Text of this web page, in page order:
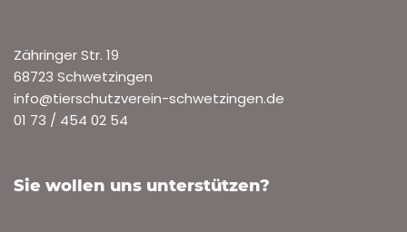
Zähringer Str. 19
68723 Schwetzingen
info@tierschutzverein-schwetzingen.de
01 73 / 454 02 54
Sie wollen uns unterstützen?